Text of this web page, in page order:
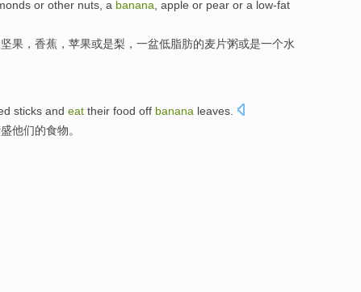
or other nuts a banana apple or pear or a low-fat
坚果 ， 香蕉 ， 苹果或是梨 ， 一盆低脂肪的麦片粥或是一个水
sticks and eat their food off banana leaves.
盛他们的食物。